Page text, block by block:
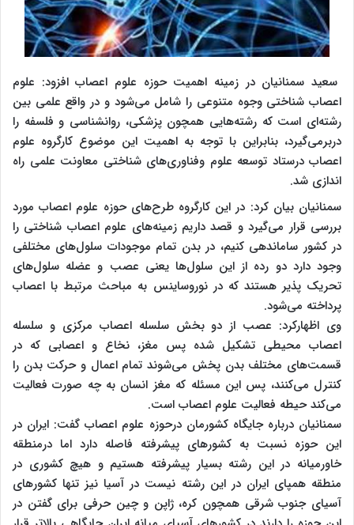
سعید سمنانیان در زمینه اهمیت حوزه علوم اعصاب افزود: علوم
اعصاب شناختی وجوه متنوعی را شامل می‌شود و در واقع علمی بین
رشته‌ای است که رشته‌هایی همچون پزشکی، روانشناسی و فلسفه را
دربرمی‌گیرد، بنابراین با توجه به اهمیت این موضوع کارگروه علوم
اعصاب درستاد توسعه علوم وفناوری‌های شناختی معاونت علمی راه
اندازی شد.
سمنانیان بیان کرد: در این کارگروه طرح‌های حوزه علوم اعصاب مورد
بررسی قرار می‌گیرد و قصد داریم زمینه‌های علوم اعصاب شناختی را
در کشور ساماندهی کنیم، در بدن تمام موجودات سلول‌های مختلفی
وجود دارد دو رده از این سلول‌ها یعنی عصب و عضله سلول‌های
تحریک پذیر هستند که در نوروساینس به مباحث مرتبط با اعصاب
پرداخته می‌شود.
وی اظهارکرد: عصب از دو بخش سلسله اعصاب مرکزی و سلسله
اعصاب محیطی تشکیل شده پس مغز، نخاع و اعصابی که در
قسمت‌های مختلف بدن پخش می‌شوند تمام اعمال و حرکت بدن را
کنترل می‌کنند، پس این مسئله که مغز انسان به چه صورت فعالیت
می‌کند حیطه فعالیت علوم اعصاب است.
سمنانیان درباره جایگاه کشورمان درحوزه علوم اعصاب گفت: ایران در
این حوزه نسبت به کشورهای پیشرفته فاصله دارد اما درمنطقه
خاورمیانه در این رشته بسیار پیشرفته هستیم و هیچ کشوری در
منطقه همپای ایران در این رشته نیست در آسیا نیز تنها کشورهای
آسیای جنوب شرقی همچون کره، ژاپن و چین حرفی برای گفتن در